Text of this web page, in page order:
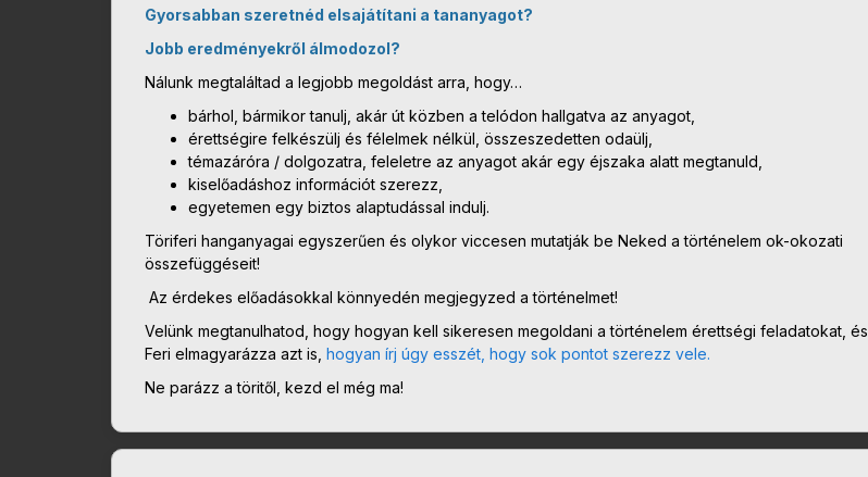
Gyorsabban szeretnéd elsajátítani a tananyagot?
Jobb eredményekről álmodozol?
Nálunk megtaláltad a legjobb megoldást arra, hogy…
bárhol, bármikor tanulj, akár út közben a telódon hallgatva az anyagot,
érettségire felkészülj és félelmek nélkül, összeszedetten odaülj,
témazáróra / dolgozatra, feleletre az anyagot akár egy éjszaka alatt megtanuld,
kiselőadáshoz információt szerezz,
egyetemen egy biztos alaptudással indulj.
Töriferi hanganyagai egyszerűen és olykor viccesen mutatják be Neked a történelem ok-okozati
összefüggéseit!
Az érdekes előadásokkal könnyedén megjegyzed a történelmet!
Velünk megtanulhatod, hogy hogyan kell sikeresen megoldani a történelem érettségi feladatokat, és
Feri elmagyarázza azt is, hogyan írj úgy esszét, hogy sok pontot szerezz vele.
Ne parázz a töritől, kezd el még ma!